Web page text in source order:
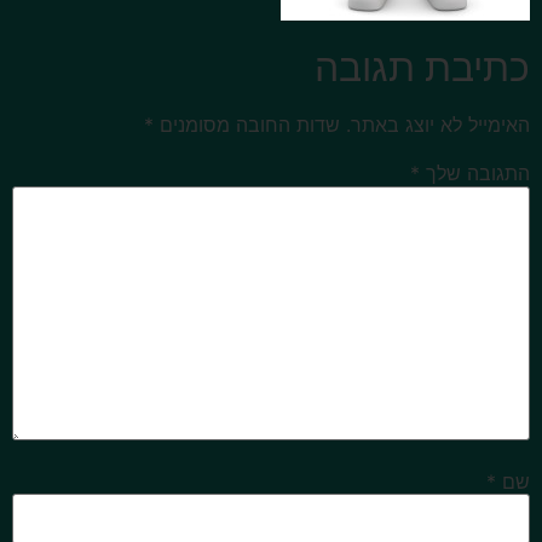
כתיבת תגובה
האימייל לא יוצג באתר. שדות החובה מסומנים *
התגובה שלך *
שם *